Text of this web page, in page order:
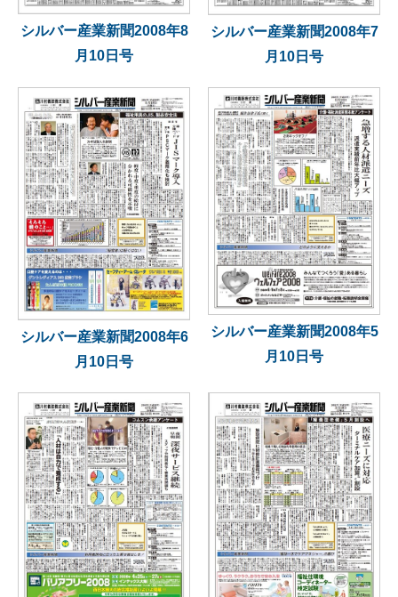
シルバー産業新聞2008年8
月10日号
シルバー産業新聞2008年7
月10日号
シルバー産業新聞2008年6
月10日号
シルバー産業新聞2008年5
月10日号